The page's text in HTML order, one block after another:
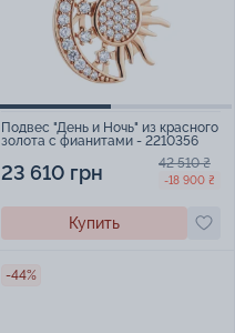
Подвес "День и Ночь" из красного
золота с фианитами - 2210356
23 610 грн 42 510 ₴
-18 900 ₴
Купить
-44%